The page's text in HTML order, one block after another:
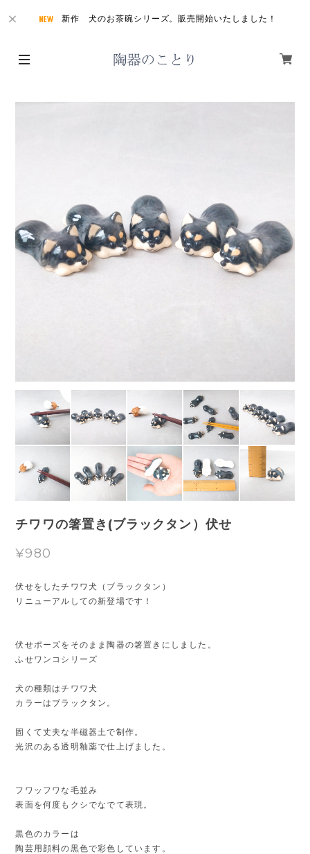
新作 犬のお茶碗シリーズ。販売開始いたしました！
チワワの箸置き(ブラックタン）伏せ
¥980
伏せをしたチワワ犬（ブラックタン）
リニューアルしての新登場です！
伏せポーズをそのまま陶器の箸置きにしました。
ふせワンコシリーズ
犬の種類はチワワ犬
カラーはブラックタン。
固くて丈夫な半磁器土で制作。
光沢のある透明釉薬で仕上げました。
フワッフワな毛並み
表面を何度もクシでなでて表現。
黒色のカラーは
陶芸用顔料の黒色で彩色しています。